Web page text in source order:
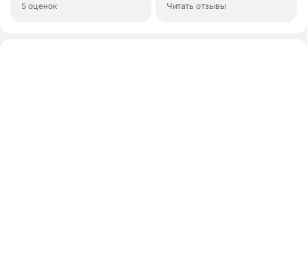
5 оценок Читать отзывы